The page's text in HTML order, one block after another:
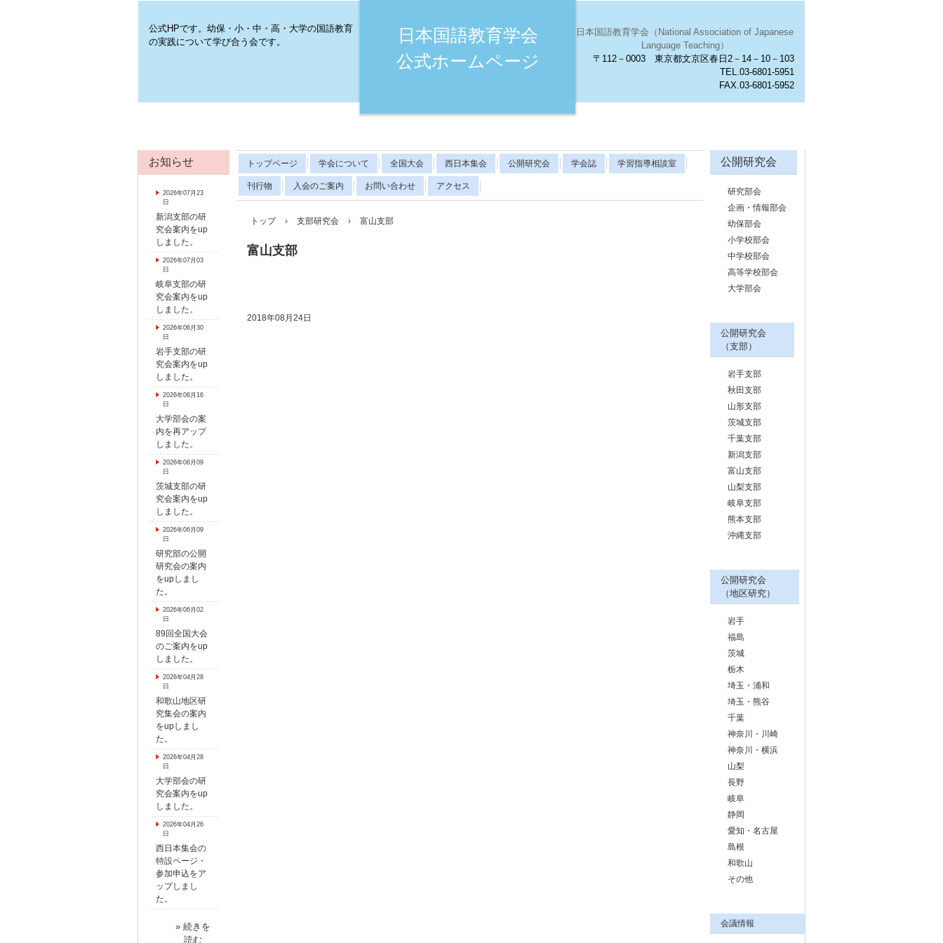
日本国語教育学会
公式ホームページ
公式HPです。幼保・小・中・高・大学の国語教育
の実践について学び合う会です。
日本国語教育学会（National Association of Japanese
Language Teaching）
〒112－0003 東京都文京区春日2－14－10－103
TEL.03-6801-5951
FAX.03-6801-5952
トップページ 学会について 全国大会 西日本集会 公開研究会 学会誌 学習指導相談室
刊行物 入会のご案内 お問い合わせ アクセス
トップ › 支部研究会 › 富山支部
富山支部
2018年08月24日
お知らせ
2026年07月23
日
新潟支部の研
究会案内をup
しました。
2026年07月03
日
岐阜支部の研
究会案内をup
しました。
2026年06月30
日
岩手支部の研
究会案内をup
しました。
2026年06月16
日
大学部会の案
内を再アップ
しました。
2026年06月09
日
茨城支部の研
究会案内をup
しました。
2026年06月09
日
研究部の公開
研究会の案内
をupしまし
た。
2026年06月02
日
89回全国大会
のご案内をup
しました。
2026年04月28
日
和歌山地区研
究集会の案内
をupしまし
た。
2026年04月28
日
大学部会の研
究会案内をup
しました。
2026年04月26
日
西日本集会の
特設ページ・
参加申込をア
ップしまし
た。
» 続きを
読む
公開研究会
研究部会
企画・情報部会
幼保部会
小学校部会
中学校部会
高等学校部会
大学部会
公開研究会
（支部）
岩手支部
秋田支部
山形支部
茨城支部
千葉支部
新潟支部
富山支部
山梨支部
岐阜支部
熊本支部
沖縄支部
公開研究会
（地区研究）
岩手
福島
茨城
栃木
埼玉・浦和
埼玉・熊谷
千葉
神奈川・川崎
神奈川・横浜
山梨
長野
岐阜
静岡
愛知・名古屋
島根
和歌山
その他
会議情報